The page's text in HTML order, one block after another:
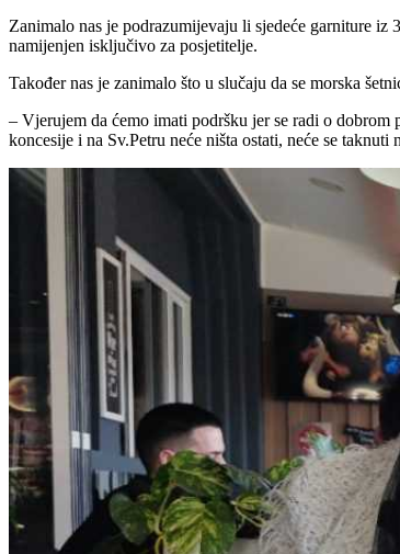
Zanimalo nas je podrazumijevaju li sjedeće garniture
namijenjen isključivo za posjetitelje.
Također nas je zanimalo što u slučaju da se morska
– Vjerujem da ćemo imati podršku jer se radi o dobrom
koncesije i na Sv.Petru neće ništa ostati, neće se